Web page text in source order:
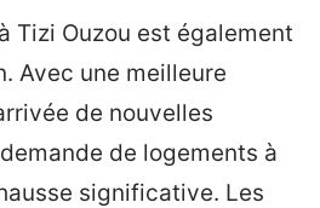
Tizi Ouzou est également
Avec une meilleure
de nouvelles
de logements à
significative. Les